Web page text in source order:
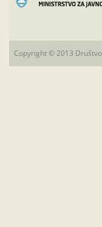
Copyright © 2013